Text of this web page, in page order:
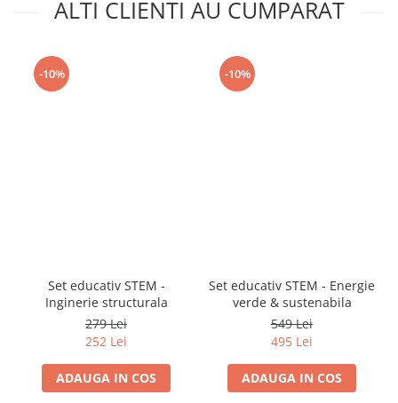
ALTI CLIENTI AU CUMPARAT
-10%
Set educativ STEM -
Inginerie structurala
279 Lei
252 Lei
ADAUGA IN COS
-10%
Set educativ STEM - Energie
verde & sustenabila
549 Lei
495 Lei
ADAUGA IN COS